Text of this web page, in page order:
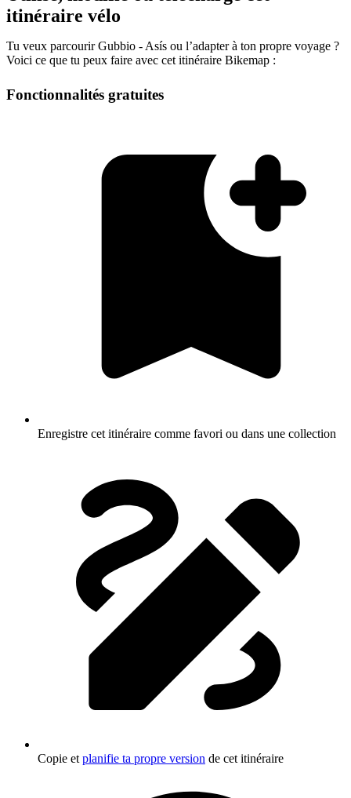
itinéraire vélo
Tu veux parcourir Gubbio - Asís ou l’adapter à ton propre voyage ?
Voici ce que tu peux faire avec cet itinéraire Bikemap :
Fonctionnalités gratuites
Enregistre cet itinéraire comme favori ou dans une collection
Copie et planifie ta propre version de cet itinéraire